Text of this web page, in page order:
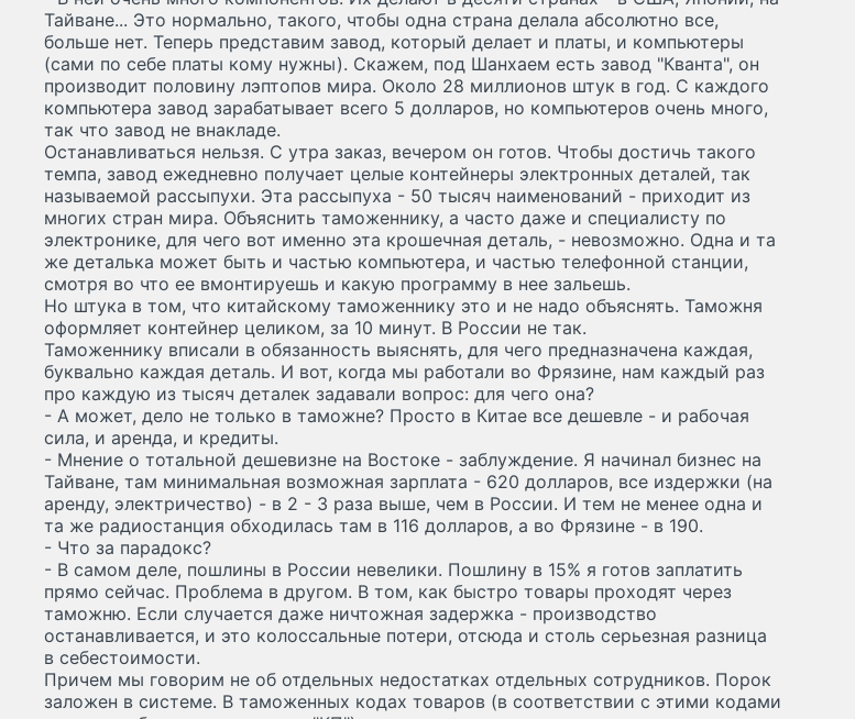
Тайване... Это нормально, такого, чтобы одна страна делала абсолютно все,
больше нет. Теперь представим завод, который делает и платы, и компьютеры
(сами по себе платы кому нужны). Скажем, под Шанхаем есть завод "Кванта", он
производит половину лэптопов мира. Около 28 миллионов штук в год. С каждого
компьютера завод зарабатывает всего 5 долларов, но компьютеров очень много,
так что завод не внакладе.
Останавливаться нельзя. С утра заказ, вечером он готов. Чтобы достичь такого
темпа, завод ежедневно получает целые контейнеры электронных деталей, так
называемой рассыпухи. Эта рассыпуха - 50 тысяч наименований - приходит из
многих стран мира. Объяснить таможеннику, а часто даже и специалисту по
электронике, для чего вот именно эта крошечная деталь, - невозможно. Одна и та
же деталька может быть и частью компьютера, и частью телефонной станции,
смотря во что ее вмонтируешь и какую программу в нее зальешь.
Но штука в том, что китайскому таможеннику это и не надо объяснять. Таможня
оформляет контейнер целиком, за 10 минут. В России не так.
Таможеннику вписали в обязанность выяснять, для чего предназначена каждая,
буквально каждая деталь. И вот, когда мы работали во Фрязине, нам каждый раз
про каждую из тысяч деталек задавали вопрос: для чего она?
- А может, дело не только в таможне? Просто в Китае все дешевле - и рабочая
сила, и аренда, и кредиты.
- Мнение о тотальной дешевизне на Востоке - заблуждение. Я начинал бизнес на
Тайване, там минимальная возможная зарплата - 620 долларов, все издержки (на
аренду, электричество) - в 2 - 3 раза выше, чем в России. И тем не менее одна и
та же радиостанция обходилась там в 116 долларов, а во Фрязине - в 190.
- Что за парадокс?
- В самом деле, пошлины в России невелики. Пошлину в 15% я готов заплатить
прямо сейчас. Проблема в другом. В том, как быстро товары проходят через
таможню. Если случается даже ничтожная задержка - производство
останавливается, и это колоссальные потери, отсюда и столь серьезная разница
в себестоимости.
Причем мы говорим не об отдельных недостатках отдельных сотрудников. Порок
заложен в системе. В таможенных кодах товаров (в соответствии с этими кодами